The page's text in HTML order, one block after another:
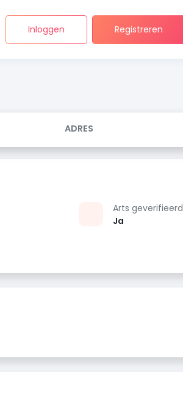
Inloggen Registreren
ADRES
Arts geverifieerd
Ja